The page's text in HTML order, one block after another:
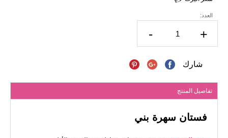
العدد:
- +
شارك
تفاصيل المنتج
فستان سهرة بني